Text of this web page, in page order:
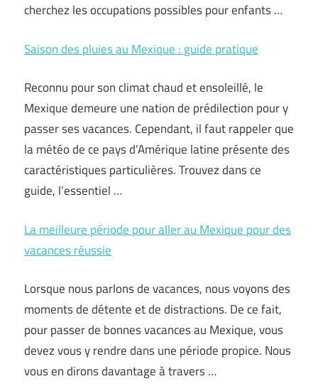
cherchez les occupations possibles pour enfants …
Saison des pluies au Mexique : guide pratique
Reconnu pour son climat chaud et ensoleillé, le
Mexique demeure une nation de prédilection pour y
passer ses vacances. Cependant, il faut rappeler que
la météo de ce pays d’Amérique latine présente des
caractéristiques particulières. Trouvez dans ce
guide, l’essentiel …
La meilleure période pour aller au Mexique pour des
vacances réussie
Lorsque nous parlons de vacances, nous voyons des
moments de détente et de distractions. De ce fait,
pour passer de bonnes vacances au Mexique, vous
devez vous y rendre dans une période propice. Nous
vous en dirons davantage à travers …